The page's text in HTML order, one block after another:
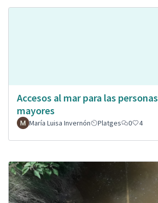
Accesos al mar para las personas
mayores
María Luisa Invernón Platges 0 4